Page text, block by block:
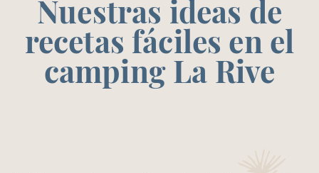
Nuestras ideas de
recetas fáciles en el
camping La Rive